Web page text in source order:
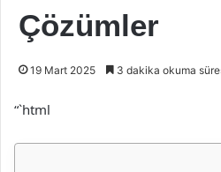
Çözümler
19 Mart 2025 3 dakika okuma
“`html